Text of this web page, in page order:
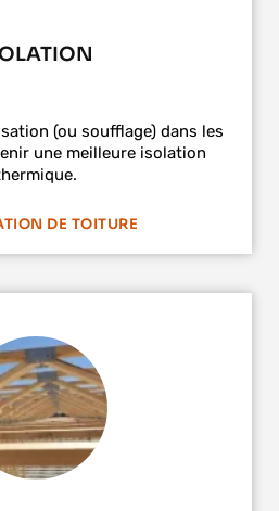
(ou soufflage) dans les
une meilleure isolation
DE TOITURE